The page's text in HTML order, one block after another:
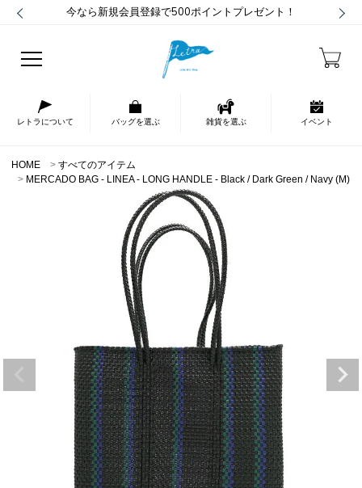
今なら新規会員登録で500ポイントプレゼント！
レトラについて バッグを選ぶ 雑貨を選ぶ イベント
HOME
すべてのアイテム
MERCADO BAG - LINEA - LONG HANDLE - Black / Dark Green / Navy (M)